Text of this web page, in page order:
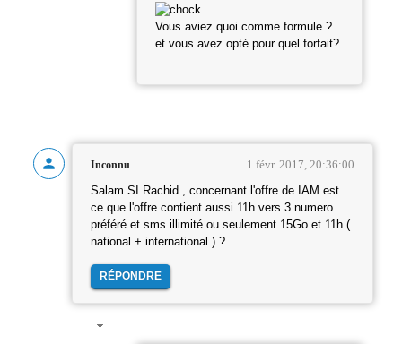
Vous aviez quoi comme formule ?
et vous avez opté pour quel forfait?
Inconnu 1 févr. 2017, 20:36:00
Salam SI Rachid , concernant l'offre de IAM est
ce que l'offre contient aussi 11h vers 3 numero
préféré et sms illimité ou seulement 15Go et 11h (
national + international ) ?
RÉPONDRE